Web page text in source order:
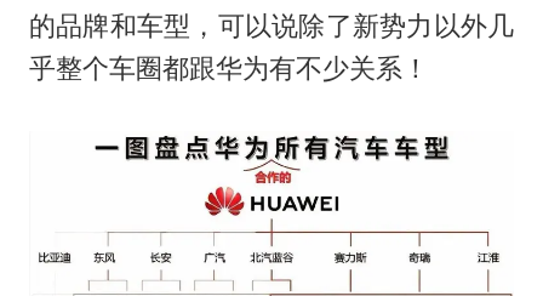
的品牌和车型，可以说除了新势力以外几
乎整个车圈都跟华为有不少关系！